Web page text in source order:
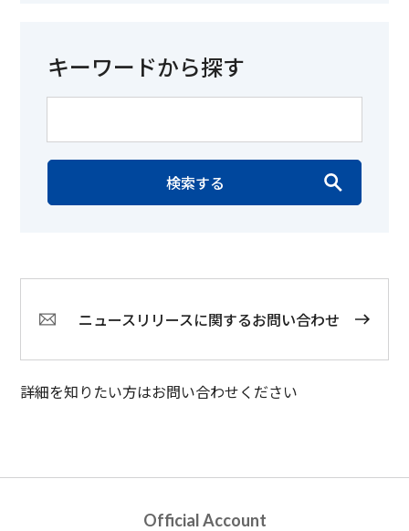
キーワードから探す
検索する
ニュースリリースに関するお問い合わせ
詳細を知りたい方はお問い合わせください
Official Account